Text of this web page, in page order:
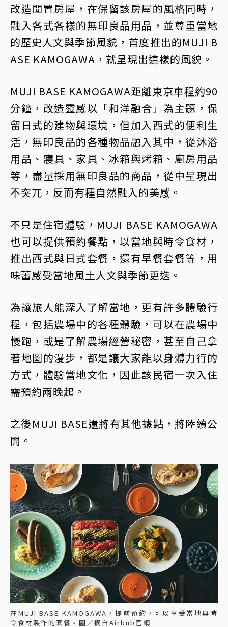
改造閒置房屋，在保留該房屋的風格同時，
融入各式各樣的無印良品用品，並尊重當地
的歷史人文與季節風貌，首度推出的MUJI B
ASE KAMOGAWA，就呈現出這樣的風貌。
MUJI BASE KAMOGAWA距離東京車程約90
分鐘，改造靈感以「和洋融合」為主題，保
留日式的建物與環境，但加入西式的便利生
活，無印良品的各種物品融入其中，從沐浴
用品、寢具、家具、冰箱與烤箱、廚房用品
等，盡量採用無印良品的商品，從中呈現出
不突兀，反而有種自然融入的美感。
不只是住宿體驗，MUJI BASE KAMOGAWA
也可以提供預約餐點，以當地與時令食材，
推出西式與日式套餐，還有早餐套餐等，用
味蕾感受當地風土人文與季節更迭。
為讓旅人能深入了解當地，更有許多體驗行
程，包括農場中的各種體驗，可以在農場中
慢跑，或是了解農場經營秘密，甚至自己拿
著地圖的漫步，都是讓大家能以身體力行的
方式，體驗當地文化，因此該民宿一次入住
需預約兩晚起。
之後MUJI BASE還將有其他據點，將陸續公
開。
在MUJI BASE KAMOGAWA，提前預約，可以享受當地與時
令食材製作的套餐。圖／摘自Airbnb官網